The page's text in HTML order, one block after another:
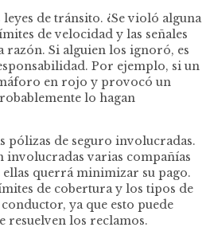
de tránsito. ¿Se violó alguna
de velocidad y las señales
razón. Si alguien los ignoró, es
Por ejemplo, si un
en rojo y provocó un
lo hagan
pólizas de seguro involucradas.
involucradas varias compañías
ellas querrá minimizar su pago.
de cobertura y los tipos de
ya que esto puede
resuelven los reclamos.